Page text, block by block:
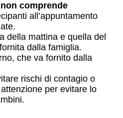
comprende
all’appuntamento
della mattina e quella del
dalla famiglia.
che va fornito dalla
rischi di contagio o
per evitare lo